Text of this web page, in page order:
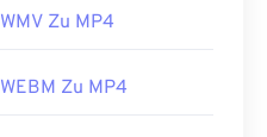
WMV Zu MP4
WEBM Zu MP4